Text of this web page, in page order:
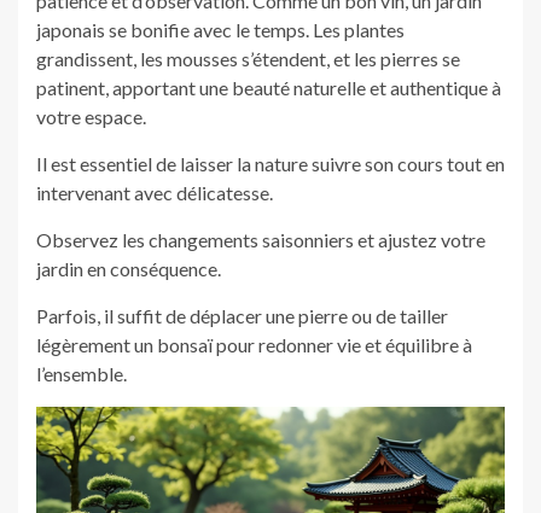
japonais se bonifie avec le temps. Les plantes
grandissent, les mousses s’étendent, et les pierres se
patinent, apportant une beauté naturelle et authentique à
votre espace.
Il est essentiel de laisser la nature suivre son cours tout en
intervenant avec délicatesse.
Observez les changements saisonniers et ajustez votre
jardin en conséquence.
Parfois, il suffit de déplacer une pierre ou de tailler
légèrement un bonsaï pour redonner vie et équilibre à
l’ensemble.